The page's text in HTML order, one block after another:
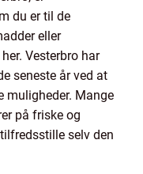
du er til de
eller
Vesterbro har
seneste år ved at
muligheder. Mange
på friske og
selv den